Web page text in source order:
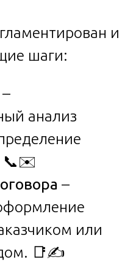
и
шаги:
–
анализ
📞✉️
–
или
📑✍️